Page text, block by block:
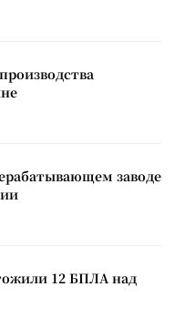
заводе
12 БПЛА над